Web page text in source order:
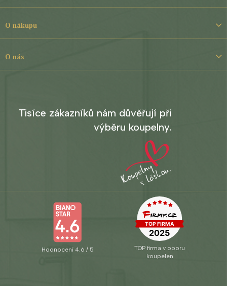
í
O nákupu
O nás
Tisíce zákazníků nám důvěřují při
výběru koupelny.
Hodnocení 4.6 / 5
TOP firma v oboru
koupelen